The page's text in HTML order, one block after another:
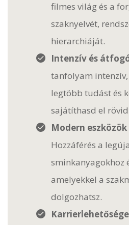
filmes világ és a
szaknyelvét,
hierarchiáját.
Intenzív és
tanfolyam
legtöbb tudást és
sajátíthasd el
Modern
Hozzáférés a
sminkanyagokhoz
amelyekkel a
dolgozhatsz.